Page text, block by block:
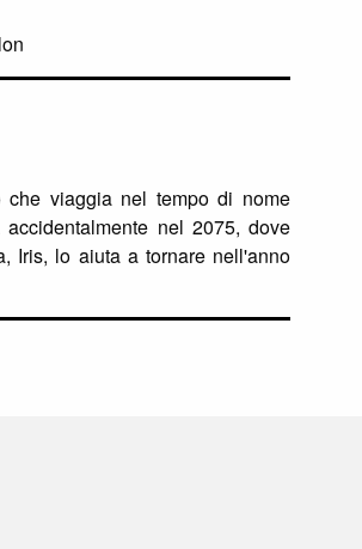
che viaggia nel tempo di nome
accidentalmente nel 2075, dove
Iris, lo aiuta a tornare nell'anno